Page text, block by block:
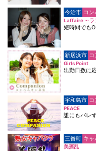
今治市 コン
Laffaire ～ラ
短時間でも
新居浜市 コ
Girls Point
出勤日数に
宇和島市 コ
PEACE
誰にもバレ
三番町 キャ
美酒乱